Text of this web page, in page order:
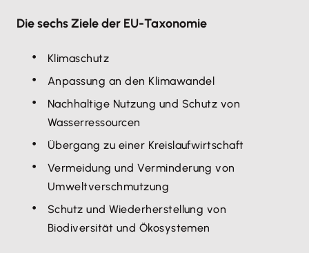
Die sechs Ziele der EU-Taxonomie
Klimaschutz
Anpassung an den Klimawandel
Nachhaltige Nutzung und Schutz von
Wasserressourcen
Übergang zu einer Kreislaufwirtschaft
Vermeidung und Verminderung von
Umweltverschmutzung
Schutz und Wiederherstellung von
Biodiversität und Ökosystemen